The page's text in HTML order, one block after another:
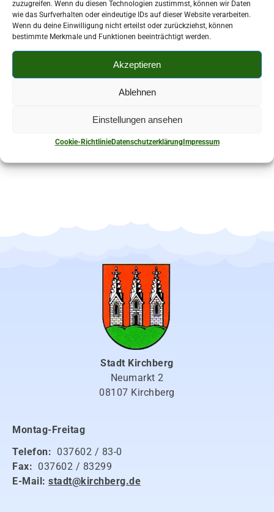
zuzugreifen. Wenn du diesen Technologien zustimmst, können wir Daten
wie das Surfverhalten oder eindeutige IDs auf dieser Website verarbeiten.
Wenn du deine Einwilligung nicht erteilst oder zurückziehst, können
bestimmte Merkmale und Funktionen beeinträchtigt werden.
Akzeptieren
Ablehnen
Einstellungen ansehen
Cookie-RichtlinieDatenschutzerklärungImpressum
Kontaktperson:
Dieter Barth
Stadt Kirchberg
Neumarkt 2
08107 Kirchberg
Montag-Freitag
Telefon: 037602 / 83-0
Fax: 037602 / 83299
E-Mail: stadt@kirchberg.de